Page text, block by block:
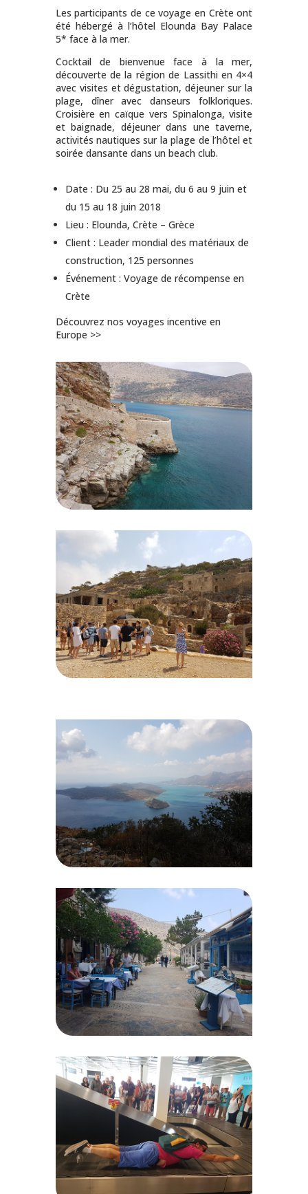
Les participants de ce voyage en Crète ont
été hébergé à l’hôtel Elounda Bay Palace
5* face à la mer.
Cocktail de bienvenue face à la mer,
découverte de la région de Lassithi en 4×4
avec visites et dégustation, déjeuner sur la
plage, dîner avec danseurs folkloriques.
Croisière en caïque vers Spinalonga, visite
et baignade, déjeuner dans une taverne,
activités nautiques sur la plage de l’hôtel et
soirée dansante dans un beach club.
Date : Du 25 au 28 mai, du 6 au 9 juin et
du 15 au 18 juin 2018
Lieu : Elounda, Crète – Grèce
Client : Leader mondial des matériaux de
construction, 125 personnes
Événement : Voyage de récompense en
Crète
Découvrez nos voyages incentive en
Europe >>